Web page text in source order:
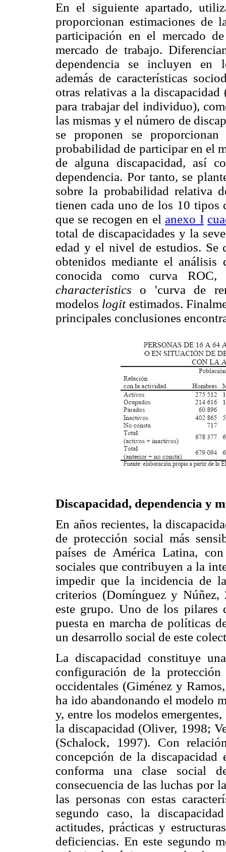
En el siguiente apartado,
proporcionan estimaciones de
participación en el mercado
mercado de trabajo.
dependencia se incluyen en
además de características
otras relativas a la
para trabajar del individuo),
las mismas y el número de
se proponen se
probabilidad de participar en el
de alguna discapacidad, así
dependencia. Por tanto, se
sobre la probabilidad relativa
tienen cada uno de los 10 tipos
que se recogen en el anexo I
total de discapacidades y la
edad y el nivel de estudios. Se
obtenidos mediante el análisis
conocida como curva
characteristics o 'curva de
modelos logit estimados.
principales conclusiones
Discapacidad, dependencia y
En años recientes, la
de protección social más
países de América Latina,
sociales que contribuyen a la
impedir que la incidencia de
criterios (Domínguez y Núñez,
este grupo. Uno de los pilares
puesta en marcha de políticas
un desarrollo social de este
La discapacidad constituye
configuración de la
occidentales (Giménez y
ha ido abandonando el modelo
y, entre los modelos
la discapacidad (Oliver, 1998;
(Schalock, 1997). Con
concepción de la discapacidad
conforma una clase social
consecuencia de las luchas por
las personas con estas
segundo caso, la
actitudes, prácticas y
deficiencias. En este segundo